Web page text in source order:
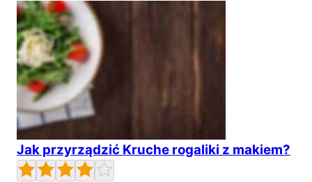
Jak przyrządzić Kruche rogaliki z makiem?